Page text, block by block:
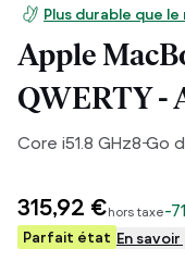
Plus durable que le
Apple
QWERTY -
Core i51.8 GHz8Go
315,92 €hors taxe-
Parfait état En savoir